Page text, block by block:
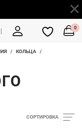
0
/ КОЛЬЦА
/
СОРТИРОВКА